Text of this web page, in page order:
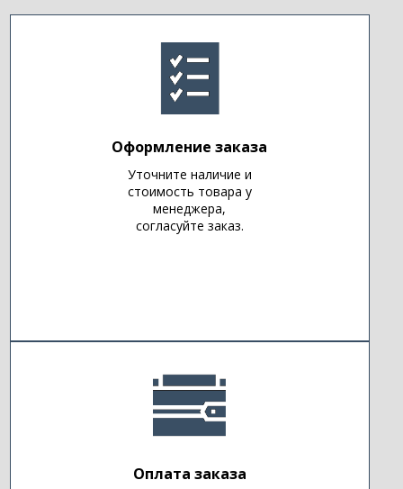
Оформление заказа
Уточните наличие и
стоимость товара у
менеджера,
согласуйте заказ.
Оплата заказа